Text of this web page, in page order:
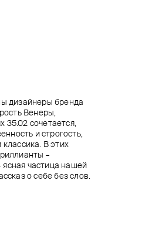
дизайнеры бренда
Венеры,
сочетается,
и строгость,
В этих
–
ясная частица нашей
о себе без слов.